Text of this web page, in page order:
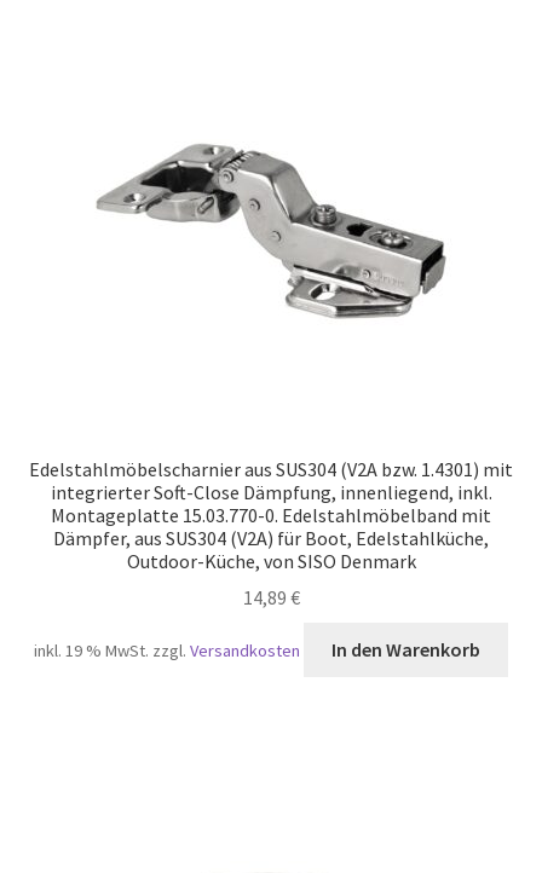
Edelstahlmöbelscharnier aus SUS304 (V2A bzw. 1.4301) mit
integrierter Soft-Close Dämpfung, innenliegend, inkl.
Montageplatte 15.03.770-0. Edelstahlmöbelband mit
Dämpfer, aus SUS304 (V2A) für Boot, Edelstahlküche,
Outdoor-Küche, von SISO Denmark
14,89 €
inkl. 19 % MwSt. zzgl.Versandkosten In den Warenkorb